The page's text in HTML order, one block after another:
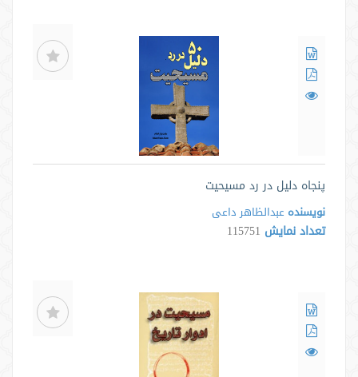
پنجاه دلیل در رد مسیحیت
نویسنده عبدالظاهر داعی
تعداد نمایش 115751